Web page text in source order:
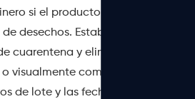
si el producto llega en el
desechos. Establezca un
cuarentena y eliminación de
visualmente comprometidas, y
de lote y las fechas de